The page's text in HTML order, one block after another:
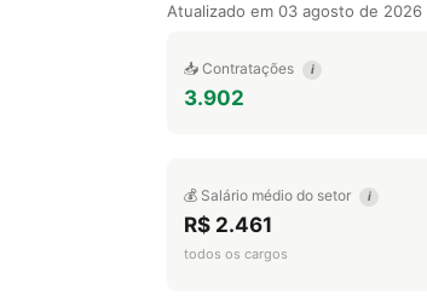
Atualizado em 03 agosto de 2026
📥 Contratações i
3.902
💰 Salário médio do setor i
R$ 2.461
todos os cargos